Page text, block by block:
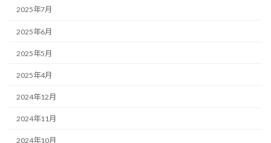
2025年7月
2025年6月
2025年5月
2025年4月
2024年12月
2024年11月
2024年10月